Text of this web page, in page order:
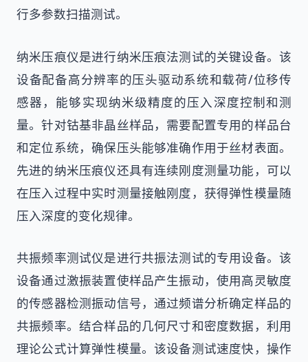
行多参数扫描测试。
纳米压痕仪是进行纳米压痕法测试的关键设备。该
设备配备高分辨率的压头驱动系统和载荷/位移传
感器，能够实现纳米级精度的压入深度控制和测
量。针对钴基非晶丝样品，需要配置专用的样品台
和定位系统，确保压头能够准确作用于丝材表面。
先进的纳米压痕仪还具有连续刚度测量功能，可以
在压入过程中实时测量接触刚度，获得弹性模量随
压入深度的变化规律。
共振频率测试仪是进行共振法测试的专用设备。该
设备通过激振装置使样品产生振动，使用高灵敏度
的传感器检测振动信号，通过频谱分析确定样品的
共振频率。结合样品的几何尺寸和密度数据，利用
理论公式计算弹性模量。该设备测试速度快，操作